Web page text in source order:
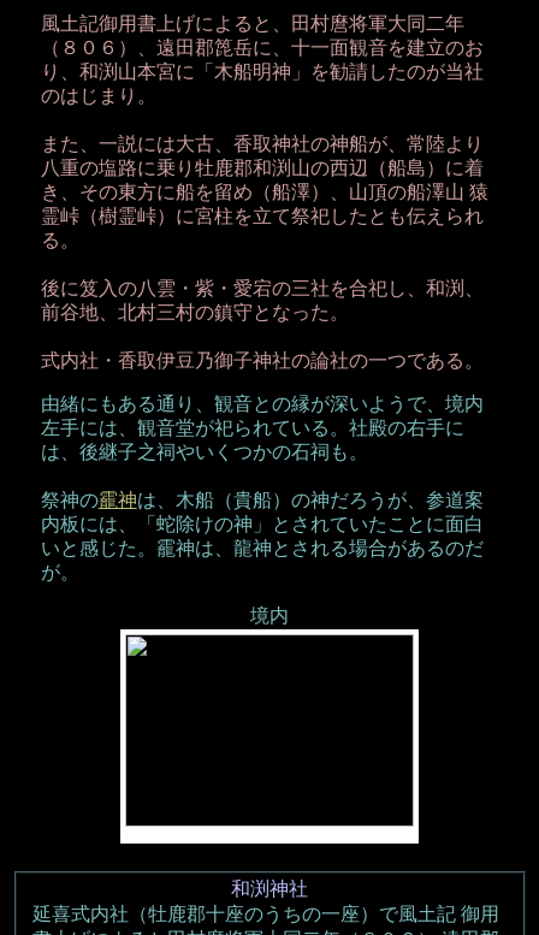
風土記御用書上げによると、田村麿将軍大同二年
（８０６）、遠田郡箆岳に、十一面観音を建立のお
り、和渕山本宮に「木船明神」を勧請したのが当社
のはじまり。
また、一説には大古、香取神社の神船が、常陸より
八重の塩路に乗り牡鹿郡和渕山の西辺（船島）に着
き、その東方に船を留め（船澤）、山頂の船澤山 猿
霊峠（樹霊峠）に宮柱を立て祭祀したとも伝えられ
る。
後に笈入の八雲・紫・愛宕の三社を合祀し、和渕、
前谷地、北村三村の鎮守となった。
式内社・香取伊豆乃御子神社の論社の一つである。
由緒にもある通り、観音との縁が深いようで、境内
左手には、観音堂が祀られている。社殿の右手に
は、後継子之祠やいくつかの石祠も。
祭神の靇神は、木船（貴船）の神だろうが、参道案
内板には、「蛇除けの神」とされていたことに面白
いと感じた。靇神は、龍神とされる場合があるのだ
が。
境内
和渕神社
延喜式内社（牡鹿郡十座のうちの一座）で風土記 御用